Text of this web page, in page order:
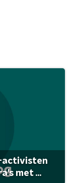
activisten
met ...